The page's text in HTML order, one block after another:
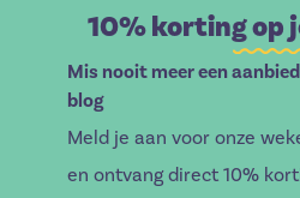
10% korting op
Mis nooit meer een
blog
Meld je aan voor onze
en ontvang direct 10%